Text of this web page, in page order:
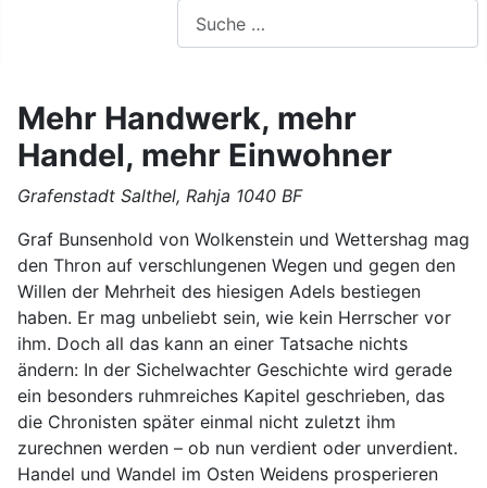
Mehr Handwerk, mehr
Handel, mehr Einwohner
Grafenstadt Salthel, Rahja 1040 BF
Graf Bunsenhold von Wolkenstein und Wettershag mag
den Thron auf verschlungenen Wegen und gegen den
Willen der Mehrheit des hiesigen Adels bestiegen
haben. Er mag unbeliebt sein, wie kein Herrscher vor
ihm. Doch all das kann an einer Tatsache nichts
ändern: In der Sichelwachter Geschichte wird gerade
ein besonders ruhmreiches Kapitel geschrieben, das
die Chronisten später einmal nicht zuletzt ihm
zurechnen werden – ob nun verdient oder unverdient.
Handel und Wandel im Osten Weidens prosperieren